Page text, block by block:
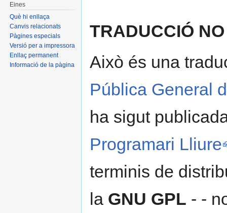
TRADUCCIÓ
Això és una
Pública General
ha sigut
Programari Lliure
terminis de
la GNU GPL - -
Eines
Què hi enllaça
Canvis relacionats
Pàgines especials
Versió per a impressora
Enllaç permanent
Informació de la pàgina